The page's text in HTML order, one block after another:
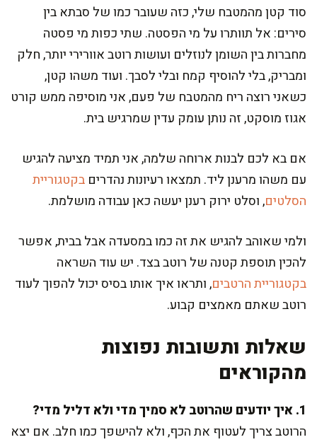
סוד קטן מהמטבח שלי, כזה שעובר כמו של סבתא בין
סירים: אל תוותרו על מי הפסטה. שתי כפות מי פסטה
מחברות בין השומן לנוזלים ועושות רוטב אוורירי יותר, חלק
ומבריק, בלי להוסיף קמח ובלי לסבך. ועוד משהו קטן,
כשאני רוצה ריח מהמטבח של פעם, אני מוסיפה ממש קורט
אגוז מוסקט, זה נותן עומק עדין שמרגיש בית.
אם בא לכם לבנות ארוחה שלמה, אני תמיד מציעה להגיש
עם משהו מרענן ליד. תמצאו רעיונות נהדרים בקטגוריית
הסלטים, וסלט ירוק רענן יעשה כאן עבודה מושלמת.
ולמי שאוהב להגיש את זה כמו במסעדה אבל בבית, אפשר
להכין תוספת קטנה של רוטב בצד. יש עוד השראה
בקטגוריית הרטבים, ותראו איך אותו בסיס יכול להפוך לעוד
רוטב שאתם מאמצים קבוע.
שאלות ותשובות נפוצות
מהקוראים
1. איך יודעים שהרוטב לא סמיך מדי ולא דליל מדי?
הרוטב צריך לעטוף את הכף, ולא להישפך כמו חלב. אם יצא